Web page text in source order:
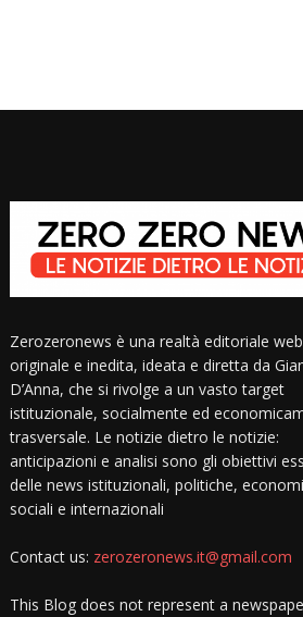
Zerozeronews è una realtà editoriale
originale e inedita, ideata e diretta da
D’Anna, che si rivolge a un vasto target
istituzionale, socialmente ed
trasversale. Le notizie dietro le notizie:
anticipazioni e analisi sono gli obiettivi
delle news istituzionali, politiche,
sociali e internazionali
Contact us: zerozeronews.it@gmail.com
This Blog does not represent a